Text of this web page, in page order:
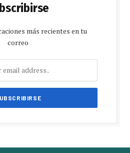
más recientes en tu
correo